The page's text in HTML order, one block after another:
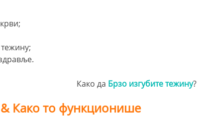
Како да Брзо изгубите тежину?
Како то функционише